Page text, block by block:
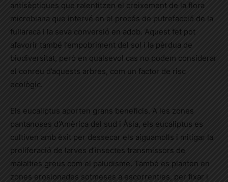
antisèptiques que ralentitzen el creixement de la flora
microbiana que intervé en el procés de putrefacció de la
fullaraca i la seva conversió en adob. Aquest fet pot
afavorir també l’empobriment del sol i la pèrdua de
biodiversitat, però en qualsevol cas no podem considerar
el conreu d’aquests arbres, com un factor de risc
ecològic.
Els eucaliptus aporten grans beneficis. A les zones
pantanoses d’Amèrica del sud i Àsia, els eucaliptus es
cultiven amb èxit per dessecar els aiguamolls i mitigar la
proliferació de larves d’insectes transmissors de
malalties greus com el paludisme. També es planten en
zones erosionades sotmeses a escorrenties, per fixar i